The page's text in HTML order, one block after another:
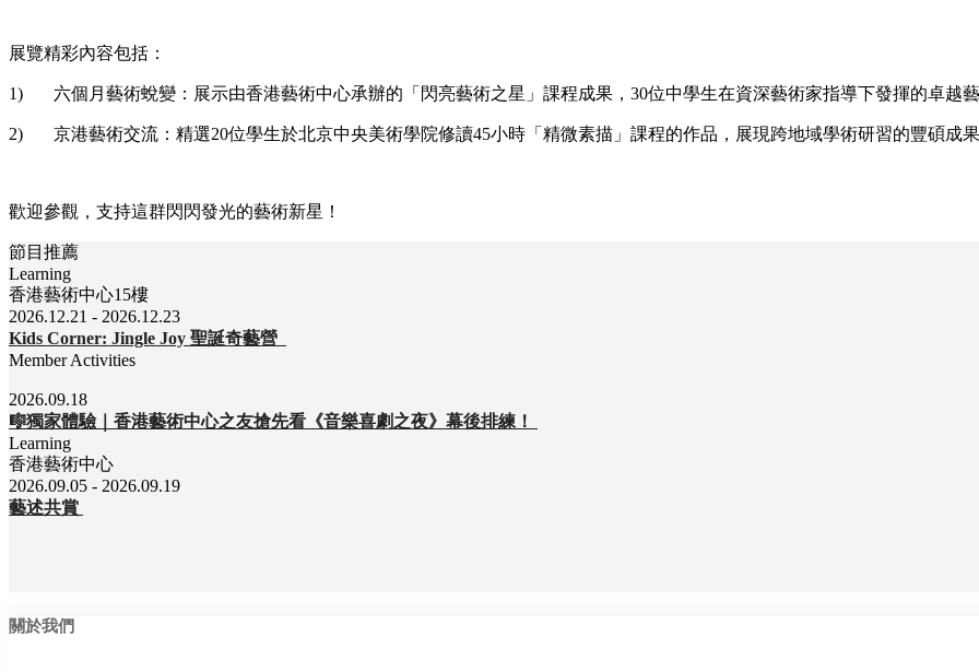
展覽精彩內容包括：
1) 六個月藝術蛻變：展示由香港藝術中心承辦的「閃亮藝術之星」課程成果， 30位中學生在資深藝術家指導下發揮的卓越藝
2) 京港藝術交流：精選20位學生於北京中央美術學院修讀45小時「精微素描」課程的作品，展現跨地域學術研習的豐碩成果
歡迎參觀，支持這群閃閃發光的藝術新星！
節目推薦
Learning
香港藝術中心15樓
2026.12.21 - 2026.12.23
Kids Corner: Jingle Joy 聖誕奇藝營
Member Activities
2026.09.18
🎼獨家體驗｜香港藝術中心之友搶先看《音樂喜劇之夜》幕後排練！
Learning
香港藝術中心
2026.09.05 - 2026.09.19
藝述共賞
關於我們